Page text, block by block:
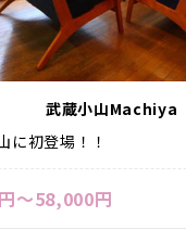
武蔵小山Machiya
に初登場！！
～58,000円